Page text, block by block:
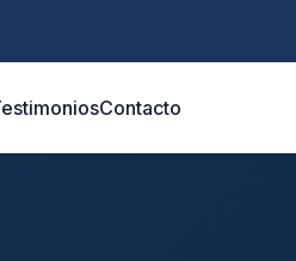
Contacto